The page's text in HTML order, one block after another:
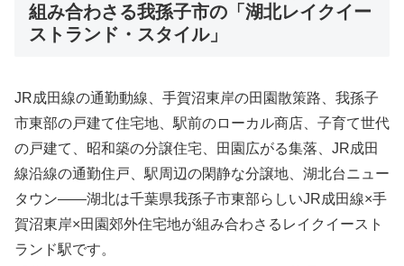
組み合わさる我孫子市の「湖北レイクイー
ストランド・スタイル」
JR成田線の通勤動線、手賀沼東岸の田園散策路、我孫子
市東部の戸建て住宅地、駅前のローカル商店、子育て世代
の戸建て、昭和築の分譲住宅、田園広がる集落、JR成田
線沿線の通勤住戸、駅周辺の閑静な分譲地、湖北台ニュー
タウン――湖北は千葉県我孫子市東部らしいJR成田線×手
賀沼東岸×田園郊外住宅地が組み合わさるレイクイースト
ランド駅です。